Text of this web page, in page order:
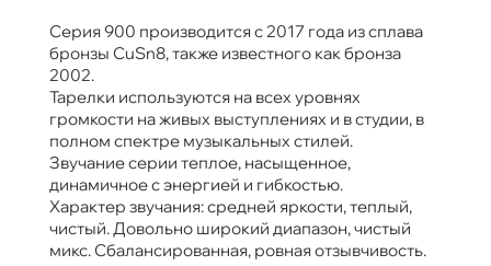
Серия 900 производится с 2017 года из сплава
бронзы CuSn8, также известного как бронза
2002.
Тарелки используются на всех уровнях
громкости на живых выступлениях и в студии, в
полном спектре музыкальных стилей.
Звучание серии теплое, насыщенное,
динамичное с энергией и гибкостью.
Характер звучания: средней яркости, теплый,
чистый. Довольно широкий диапазон, чистый
микс. Сбалансированная, ровная отзывчивость.